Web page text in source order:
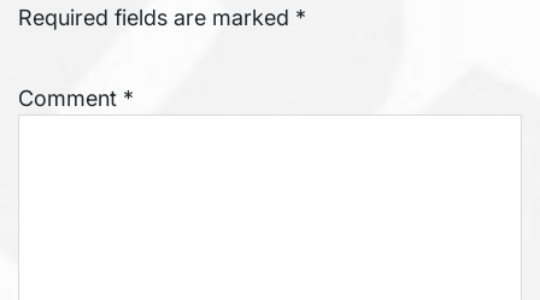
Required fields are marked *
Comment *